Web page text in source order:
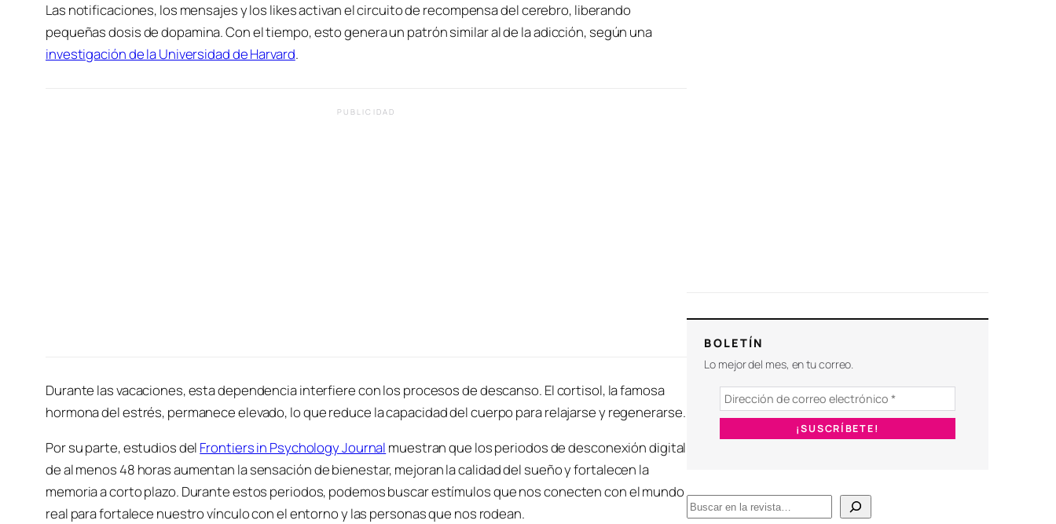
Las notificaciones, los mensajes y los likes activan el circuito de recompensa del cerebro, liberando
pequeñas dosis de dopamina. Con el tiempo, esto genera un patrón similar al de la adicción, según una
investigación de la Universidad de Harvard.
PUBLICIDAD
Durante las vacaciones, esta dependencia interfiere con los procesos de descanso. El cortisol, la famosa
hormona del estrés, permanece elevado, lo que reduce la capacidad del cuerpo para relajarse y regenerarse.
Por su parte, estudios del Frontiers in Psychology Journal muestran que los periodos de desconexión digital
de al menos 48 horas aumentan la sensación de bienestar, mejoran la calidad del sueño y fortalecen la
memoria a corto plazo. Durante estos periodos, podemos buscar estímulos que nos conecten con el mundo
real para fortalece nuestro vínculo con el entorno y las personas que nos rodean.
BOLETÍN
Lo mejor del mes, en tu correo.
B